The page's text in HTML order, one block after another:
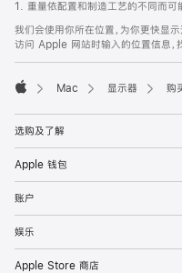
1. 重量依配置和制造工艺的不同而可
我们会使用你所在位置，为你更快显
访问 Apple 网站时输入的位置信息，
Mac 显示器 购
选购及了解
Apple 钱包
账户
娱乐
Apple Store 商店